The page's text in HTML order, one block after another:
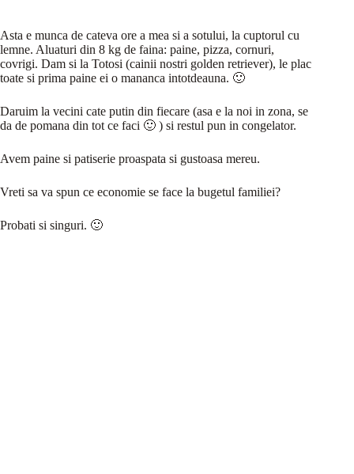
Asta e munca de cateva ore a mea si a sotului, la cuptorul cu
lemne. Aluaturi din 8 kg de faina: paine, pizza, cornuri,
covrigi. Dam si la Totosi (cainii nostri golden retriever), le plac
toate si prima paine ei o mananca intotdeauna. 🙂
Daruim la vecini cate putin din fiecare (asa e la noi in zona, se
da de pomana din tot ce faci 🙂 ) si restul pun in congelator.
Avem paine si patiserie proaspata si gustoasa mereu.
Vreti sa va spun ce economie se face la bugetul familiei?
Probati si singuri. 🙂